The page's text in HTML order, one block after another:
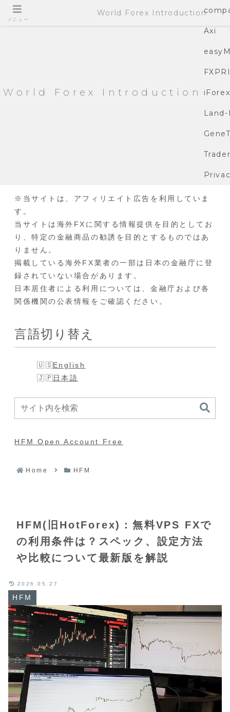
World Forex Introduction
Axi
iForex
Land-
※当サイトは、アフィリエイト広告を利用していま
す。
当サイトは海外FXに関する情報提供を目的としてお
り、特定の金融商品の勧誘を目的とするものではあ
りません。
掲載している海外FX業者の一部は日本の金融庁に登
録されていない場合があります。
日本居住者による利用については、金融庁および各
関係機関の公表情報をご確認ください。
言語切り替え
English
日本語
HFM Open Account Free
Home HFM
HFM(旧HotForex)：無料VPS FXで
の利用条件は？スペック、設定方法
や比較について最新版を解説
HFM
2026.05.27
メニュー
World Forex Introduction